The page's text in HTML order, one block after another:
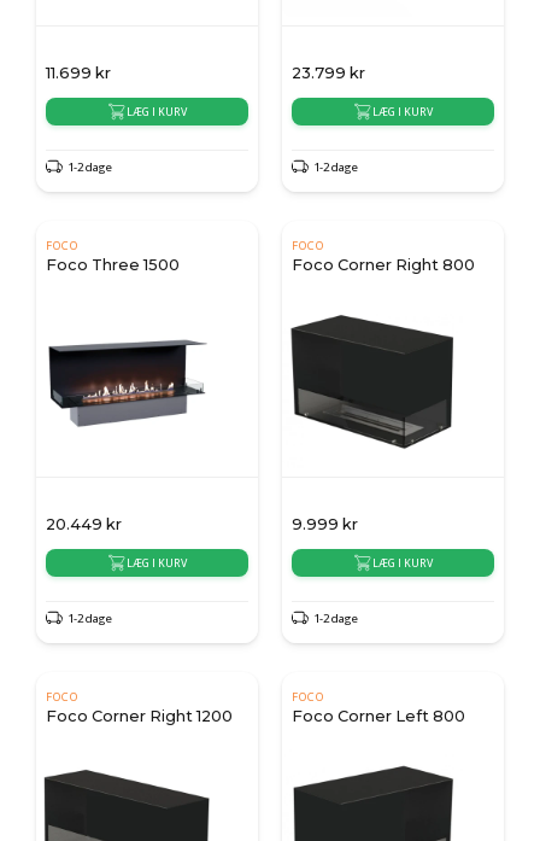
11.699 kr
LÆG I KURV
1-2 dage
23.799 kr
LÆG I KURV
1-2 dage
FOCO
Foco Three 1500
20.449 kr
LÆG I KURV
1-2 dage
FOCO
Foco Corner Right 800
9.999 kr
LÆG I KURV
1-2 dage
FOCO
Foco Corner Right 1200
FOCO
Foco Corner Left 800